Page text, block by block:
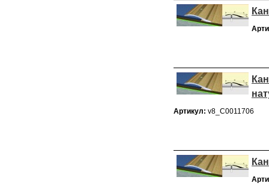
Артикул: v8_С0011706